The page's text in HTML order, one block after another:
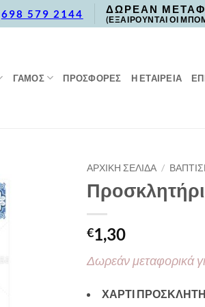
698 579 2144 ΔΩΡΕΑΝ
(ΕΞΑΙΡΟΥΝΤΑΙ ΟΙ
ΓΑΜΟΣ ΠΡΟΣΦΟΡΈΣ Η ΕΤΑΙΡΕΙΑ
ΑΡΧΙΚΉ ΣΕΛΊΔΑ /
€1,30
Δωρεάν μεταφορικά
ΧΑΡΤΙ